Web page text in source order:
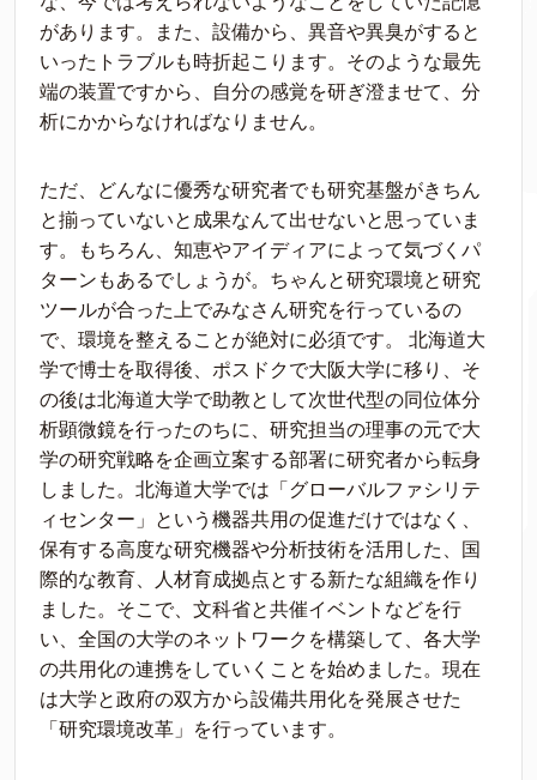
があります。また、設備から、異音や異臭がすると
いったトラブルも時折起こります。そのような最先
端の装置ですから、自分の感覚を研ぎ澄ませて、分
析にかからなければなりません。
ただ、どんなに優秀な研究者でも研究基盤がきちん
と揃っていないと成果なんて出せないと思っていま
す。もちろん、知恵やアイディアによって気づくパ
ターンもあるでしょうが。ちゃんと研究環境と研究
ツールが合った上でみなさん研究を行っているの
で、環境を整えることが絶対に必須です。 北海道大
学で博士を取得後、ポスドクで大阪大学に移り、そ
の後は北海道大学で助教として次世代型の同位体分
析顕微鏡を行ったのちに、研究担当の理事の元で大
学の研究戦略を企画立案する部署に研究者から転身
しました。北海道大学では「グローバルファシリテ
ィセンター」という機器共用の促進だけではなく、
保有する高度な研究機器や分析技術を活用した、国
際的な教育、人材育成拠点とする新たな組織を作り
ました。そこで、文科省と共催イベントなどを行
い、全国の大学のネットワークを構築して、各大学
の共用化の連携をしていくことを始めました。現在
は大学と政府の双方から設備共用化を発展させた
「研究環境改革」を行っています。